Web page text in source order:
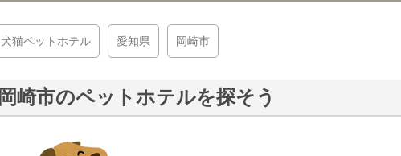
犬猫ペットホテル 愛知県 岡崎市
岡崎市のペットホテルを探そう